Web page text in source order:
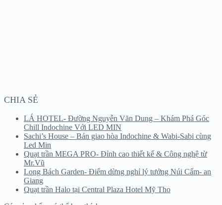
CHIA SẺ
LÁ HOTEL- Đường Nguyễn Văn Dung – Khám Phá Góc
Chill Indochine Với LED MIN
Sachi’s House – Bản giao hòa Indochine & Wabi-Sabi cùng
Led Min
Quạt trần MEGA PRO- Đỉnh cao thiết kế & Công nghệ từ
Mr.Vũ
Long Bách Garden- Điểm dừng nghỉ lý tưởng Núi Cấm- an
Giang
Quạt trần Halo tại Central Plaza Hotel Mỹ Tho